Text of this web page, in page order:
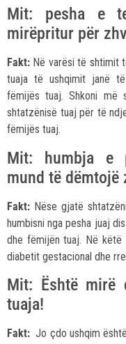
Mit: pesha e
mirëpritur për
Fakt: Në varësi të shtimit
tuaja të ushqimit janë
fëmijës tuaj. Shkoni më
shtatzënisë tuaj për të
fëmijës tuaj.
Mit: humbja e
mund të
Fakt: Nëse gjatë
humbisni nga pesha juaj
dhe fëmijën tuaj. Në këtë
diabetit gestacional dhe
Mit: Është mirë
tuaja!
Fakt: Jo çdo ushqim